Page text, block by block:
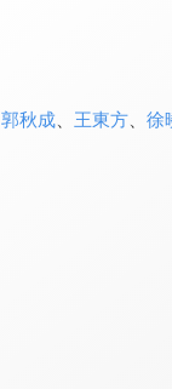
郭秋成、 王東方、 徐